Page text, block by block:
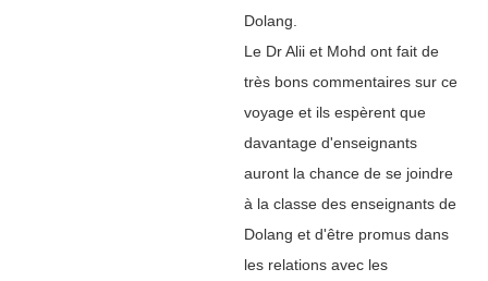
Dolang.
Le Dr Alii et Mohd ont fait de
très bons commentaires sur ce
voyage et ils espèrent que
davantage d'enseignants
auront la chance de se joindre
à la classe des enseignants de
Dolang et d'être promus dans
les relations avec les